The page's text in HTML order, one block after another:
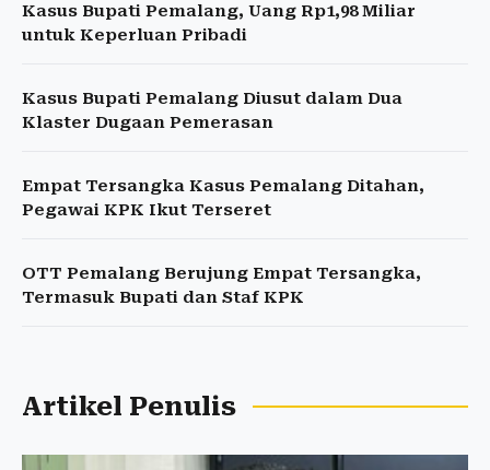
Kasus Bupati Pemalang, Uang Rp1,98 Miliar
untuk Keperluan Pribadi
Kasus Bupati Pemalang Diusut dalam Dua
Klaster Dugaan Pemerasan
Empat Tersangka Kasus Pemalang Ditahan,
Pegawai KPK Ikut Terseret
OTT Pemalang Berujung Empat Tersangka,
Termasuk Bupati dan Staf KPK
Artikel Penulis